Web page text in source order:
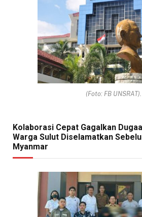
(Foto: FB UNSRAT).
Kolaborasi Cepat Gagalkan
Warga Sulut Diselamatkan
Myanmar